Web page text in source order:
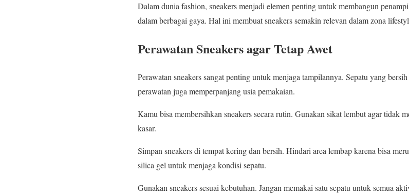
Dalam dunia fashion, sneakers menjadi elemen penting untuk membangun
dalam berbagai gaya. Hal ini membuat sneakers semakin relevan dalam zona
Perawatan Sneakers agar Tetap Awet
Perawatan sneakers sangat penting untuk menjaga tampilannya. Sepatu yang
perawatan juga memperpanjang usia pemakaian.
Kamu bisa membersihkan sneakers secara rutin. Gunakan sikat lembut agar tidak
kasar.
Simpan sneakers di tempat kering dan bersih. Hindari area lembap karena bisa
silica gel untuk menjaga kondisi sepatu.
Gunakan sneakers sesuai kebutuhan. Jangan memakai satu sepatu untuk semua